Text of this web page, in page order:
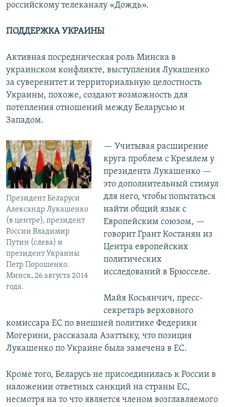
российскому телеканалу «Дождь».
ПОДДЕРЖКА УКРАИНЫ
Активная посредническая роль Минска в
украинском конфликте, выступления Лукашенко
за суверенитет и территориальную целостность
Украины, похоже, создают возможность для
потепления отношений между Беларусью и
Западом.
Президент Беларуси
Александр Лукашенко
(в центре), президент
России Владимир
Путин (слева) и
президент Украины
Петр Порошенко.
Минск, 26 августа 2014
года.
— Учитывая расширение
круга проблем с Кремлем у
президента Лукашенко —
это дополнительный стимул
для него, чтобы попытаться
найти общий язык с
Европейским союзом, —
говорит Грант Костанян из
Центра европейских
политических
исследований в Брюсселе.
Майя Косьянчич, пресс-
секретарь верховного
комиссара ЕС по внешней политике Федерики
Могерини, рассказала Азаттыку, что позиция
Лукашенко по Украине была замечена в ЕС.
Кроме того, Беларусь не присоединилась к России в
наложении ответных санкций на страны ЕС,
несмотря на то что является членом возглавляемого